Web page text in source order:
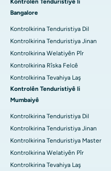
Kontrolên Tenduristiyê li
Bangalore
Kontrolkirina Tenduristiya Dil
Kontrolkirina Tenduristiya Jinan
Kontrolkirina Welatiyên Pîr
Kontrolkirina Rîska Felcê
Kontrolkirina Tevahiya Laş
Kontrolên Tenduristiyê li
Mumbaiyê
Kontrolkirina Tenduristiya Dil
Kontrolkirina Tenduristiya Jinan
Kontrolkirina Tenduristiya Master
Kontrolkirina Welatiyên Pîr
Kontrolkirina Tevahiya Laş